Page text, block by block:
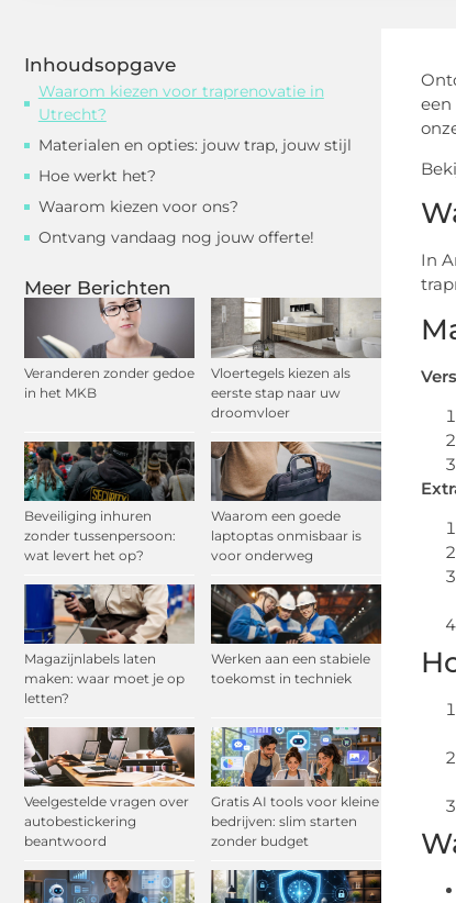
Inhoudsopgave
Waarom kiezen voor traprenovatie in
Utrecht?
Materialen en opties: jouw trap, jouw stijl
Hoe werkt het?
Waarom kiezen voor ons?
Ontvang vandaag nog jouw offerte!
Meer Berichten
Veranderen zonder gedoe
in het MKB
Vloertegels kiezen als
eerste stap naar uw
droomvloer
Beveiliging inhuren
zonder tussenpersoon:
wat levert het op?
Waarom een goede
laptoptas onmisbaar is
voor onderweg
Magazijnlabels laten
maken: waar moet je op
letten?
Werken aan een stabiele
toekomst in techniek
Veelgestelde vragen over
autobestickering
beantwoord
Gratis AI tools voor kleine
bedrijven: slim starten
zonder budget
een
In